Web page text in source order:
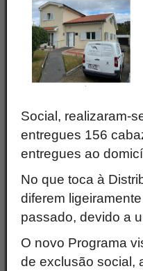
Social, realizaram-
entregues 156
entregues ao
No que toca à
diferem
passado, devido a
O novo Programa
de exclusão social,